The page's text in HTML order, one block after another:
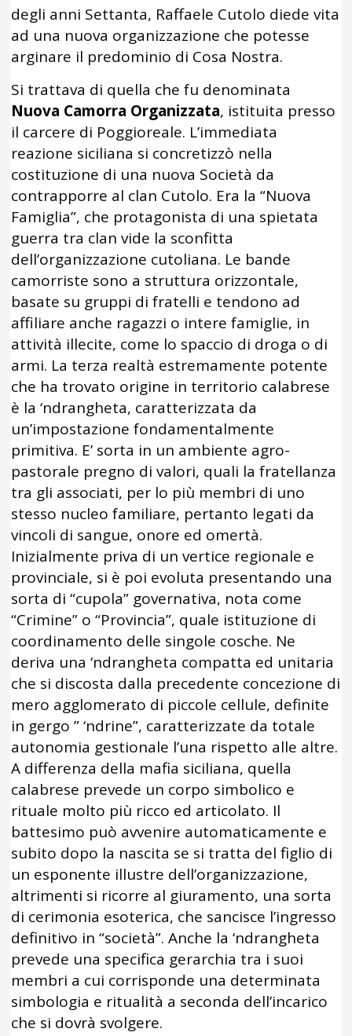
degli anni Settanta, Raffaele Cutolo diede vita
ad una nuova organizzazione che potesse
arginare il predominio di Cosa Nostra.
Si trattava di quella che fu denominata
Nuova Camorra Organizzata, istituita presso
il carcere di Poggioreale. L’immediata
reazione siciliana si concretizzò nella
costituzione di una nuova Società da
contrapporre al clan Cutolo. Era la “Nuova
Famiglia”, che protagonista di una spietata
guerra tra clan vide la sconfitta
dell’organizzazione cutoliana. Le bande
camorriste sono a struttura orizzontale,
basate su gruppi di fratelli e tendono ad
affiliare anche ragazzi o intere famiglie, in
attività illecite, come lo spaccio di droga o di
armi. La terza realtà estremamente potente
che ha trovato origine in territorio calabrese
è la ‘ndrangheta, caratterizzata da
un’impostazione fondamentalmente
primitiva. E’ sorta in un ambiente agro-
pastorale pregno di valori, quali la fratellanza
tra gli associati, per lo più membri di uno
stesso nucleo familiare, pertanto legati da
vincoli di sangue, onore ed omertà.
Inizialmente priva di un vertice regionale e
provinciale, si è poi evoluta presentando una
sorta di “cupola” governativa, nota come
“Crimine” o “Provincia”, quale istituzione di
coordinamento delle singole cosche. Ne
deriva una ‘ndrangheta compatta ed unitaria
che si discosta dalla precedente concezione di
mero agglomerato di piccole cellule, definite
in gergo ” ‘ndrine”, caratterizzate da totale
autonomia gestionale l’una rispetto alle altre.
A differenza della mafia siciliana, quella
calabrese prevede un corpo simbolico e
rituale molto più ricco ed articolato. Il
battesimo può avvenire automaticamente e
subito dopo la nascita se si tratta del figlio di
un esponente illustre dell’organizzazione,
altrimenti si ricorre al giuramento, una sorta
di cerimonia esoterica, che sancisce l’ingresso
definitivo in “società”. Anche la ‘ndrangheta
prevede una specifica gerarchia tra i suoi
membri a cui corrisponde una determinata
simbologia e ritualità a seconda dell’incarico
che si dovrà svolgere.